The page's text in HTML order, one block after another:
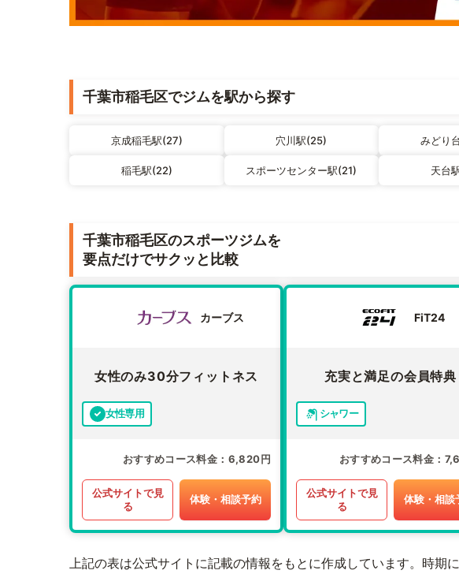
千葉市稲毛区でジムを駅から探す
京成稲毛駅(27) 穴川駅(25) みどり
稲毛駅(22) スポーツセンター駅(21) 天台
千葉市稲毛区のスポーツジムを
要点だけでサクッと比較
カーブス
女性のみ30分フィットネス
女性専用
おすすめコース料金 6,820円
公式サイトで見
る
体験・相談予約
FiT24
充実と満足の会員特典
シャワー
おすすめコース料金
公式サイトで見
る
体験・相談
上記の表は公式サイトに記載の情報をもとに作成しています。時期